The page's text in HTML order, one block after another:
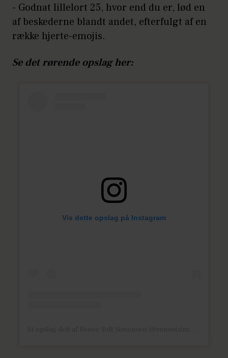
- Godnat lillelort 25, hvor end du er, lød en
af beskederne blandt andet, efterfulgt af en
række hjerte-emojis.
Se det rørende opslag her:
Vis dette opslag på Instagram